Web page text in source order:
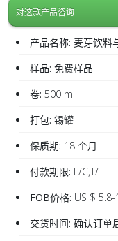
对这款产品咨询
产品名称: 麦芽饮料
样品: 免费样品
卷: 500 ml
打包: 锡罐
保质期: 18 个月
付款期限: L/C,T/T
FOB价格: US $
交货时间: 确认订单